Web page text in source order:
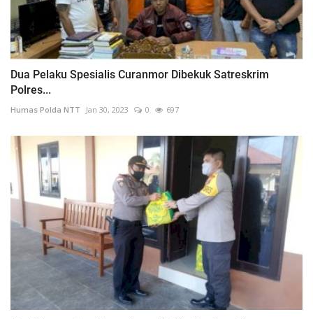
Dua Pelaku Spesialis Curanmor Dibekuk Satreskrim
Polres...
Humas Polda NTT Jan 30, 2023 0 697